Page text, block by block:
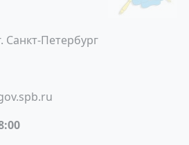
Санкт-Петербург